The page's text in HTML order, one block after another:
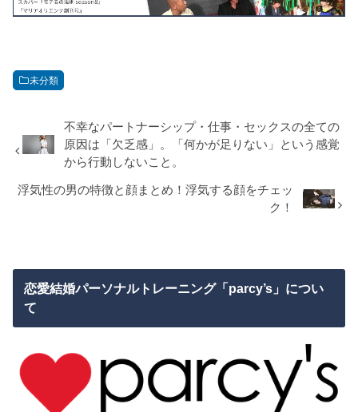
未分類
不幸なパートナーシップ・仕事・セックスの全ての
原因は「欠乏感」。「何かが足りない」という感覚
から行動しないこと。
浮気性の男の特徴と顔まとめ！浮気する顔をチェッ
ク！
恋愛結婚パーソナルトレーニング「parcy’s」につい
て